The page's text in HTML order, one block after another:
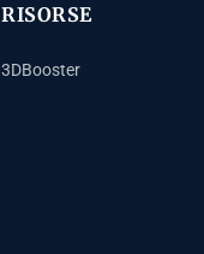
RISORSE
3DBooster